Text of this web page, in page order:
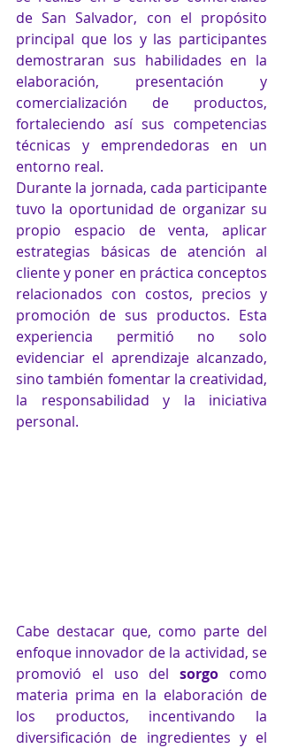
de San Salvador, con el propósito
principal que los y las participantes
demostraran sus habilidades en la
elaboración, presentación y
comercialización de productos,
fortaleciendo así sus competencias
técnicas y emprendedoras en un
entorno real.
Durante la jornada, cada participante
tuvo la oportunidad de organizar su
propio espacio de venta, aplicar
estrategias básicas de atención al
cliente y poner en práctica conceptos
relacionados con costos, precios y
promoción de sus productos. Esta
experiencia permitió no solo
evidenciar el aprendizaje alcanzado,
sino también fomentar la creatividad,
la responsabilidad y la iniciativa
personal.
Cabe destacar que, como parte del
enfoque innovador de la actividad, se
promovió el uso del sorgo como
materia prima en la elaboración de
los productos, incentivando la
diversificación de ingredientes y el